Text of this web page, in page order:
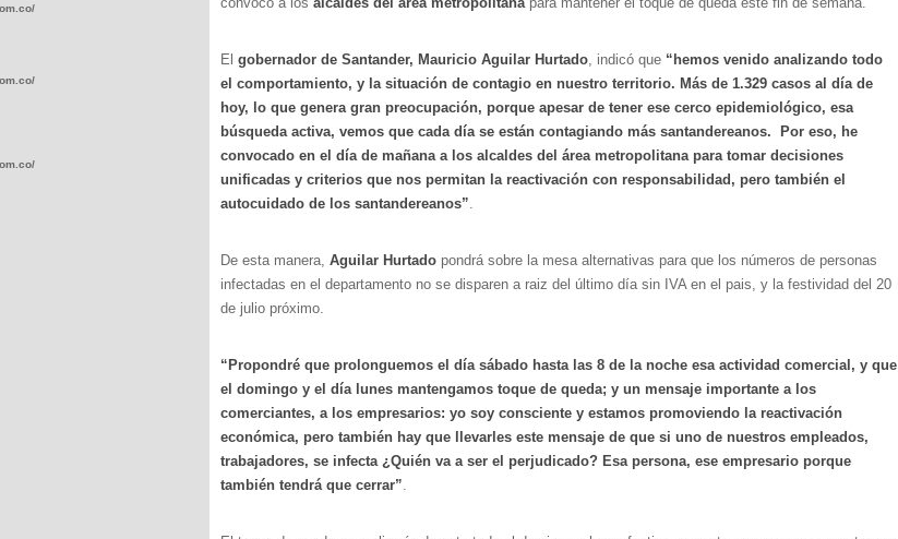
El gobernador de Santander, Mauricio Aguilar Hurtado, indicó que “hemos venido analizando todo
el comportamiento, y la situación de contagio en nuestro territorio. Más de 1.329 casos al día de
hoy, lo que genera gran preocupación, porque apesar de tener ese cerco epidemiológico, esa
búsqueda activa, vemos que cada día se están contagiando más santandereanos. Por eso, he
convocado en el día de mañana a los alcaldes del área metropolitana para tomar decisiones
unificadas y criterios que nos permitan la reactivación con responsabilidad, pero también el
autocuidado de los santandereanos”.
De esta manera, Aguilar Hurtado pondrá sobre la mesa alternativas para que los números de personas
infectadas en el departamento no se disparen a raiz del último día sin IVA en el pais, y la festividad del 20
de julio próximo.
“Propondré que prolonguemos el día sábado hasta las 8 de la noche esa actividad comercial, y que
el domingo y el día lunes mantengamos toque de queda; y un mensaje importante a los
comerciantes, a los empresarios: yo soy consciente y estamos promoviendo la reactivación
económica, pero también hay que llevarles este mensaje de que si uno de nuestros empleados,
trabajadores, se infecta ¿Quién va a ser el perjudicado? Esa persona, ese empresario porque
también tendrá que cerrar”.
wp-
wp-
wp-